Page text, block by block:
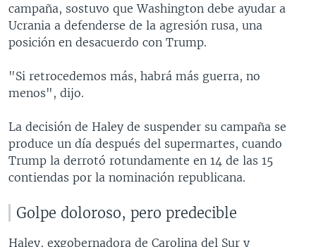
campaña, sostuvo que Washington debe ayudar a
Ucrania a defenderse de la agresión rusa, una
posición en desacuerdo con Trump.
"Si retrocedemos más, habrá más guerra, no
menos", dijo.
La decisión de Haley de suspender su campaña se
produce un día después del supermartes, cuando
Trump la derrotó rotundamente en 14 de las 15
contiendas por la nominación republicana.
Golpe doloroso, pero predecible
Haley, exgobernadora de Carolina del Sur y